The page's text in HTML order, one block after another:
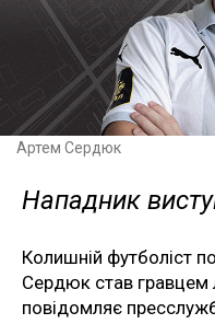
Артем Сердюк
Нападник
Колишній футболіст
Сердюк став гравцем
повідомляє